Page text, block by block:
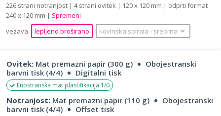
226 strani notranjost | 4 strani ovitek | 120 x 120 mm | odprti format
240 x 120 mm | Spremeni
vezava
lepljeno broširano kovinska spirala ‐ srebrna
Ovitek: Mat premazni papir (300 g)
Obojestranski
barvni tisk (4/4)
Digitalni tisk
Enostranska mat plastifikacija 1/0
Notranjost: Mat premazni papir (110 g)
Obojestranski
barvni tisk (4/4)
Offset tisk